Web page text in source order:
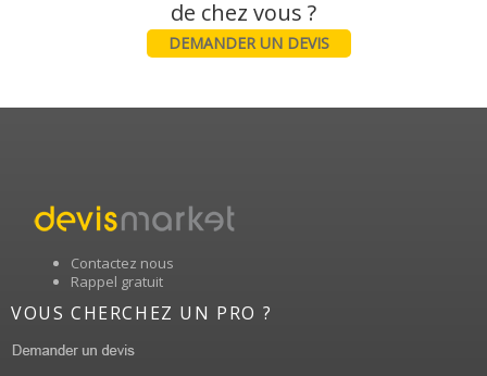
DEMANDER UN DEVIS
Contactez nous
Rappel gratuit
VOUS CHERCHEZ UN PRO ?